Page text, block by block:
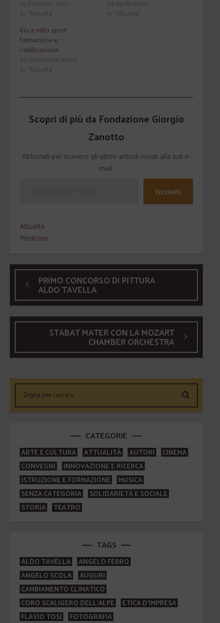
25 Febbraio 2007
In "Attualità"
24 Aprile 2007
In "Attualità"
Etica nello sport:
formazione e
certificazione
30 Novembre 2008
In "Attualità"
Scopri di più da Fondazione Giorgio
Zanotto
Abbonati per ricevere gli ultimi articoli inviati alla tua e-
mail.
Iscriviti
Attualità
Medicina
PRIMO CONCORSO DI PITTURA
ALDO TAVELLA
STABAT MATER CON LA MOZART
CHAMBER ORCHESTRA
CATEGORIE
ARTE E CULTURA ATTUALITÀ AUTORI
CINEMA
CONVEGNI
INNOVAZIONE E RICERCA
ISTRUZIONE E FORMAZIONE
MUSICA
SENZA CATEGORIA
SOLIDARIETÀ E SOCIALE
STORIA
TEATRO
TAGS
ALDO TAVELLA
ANGELO FERRO
ANGELO SCOLA
AUGURI
CAMBIAMENTO CLIMATICO
CORO SCALIGERO DELL'ALPE
ETICA D'IMPRESA
FLAVIO TOSI
FOTOGRAFIA